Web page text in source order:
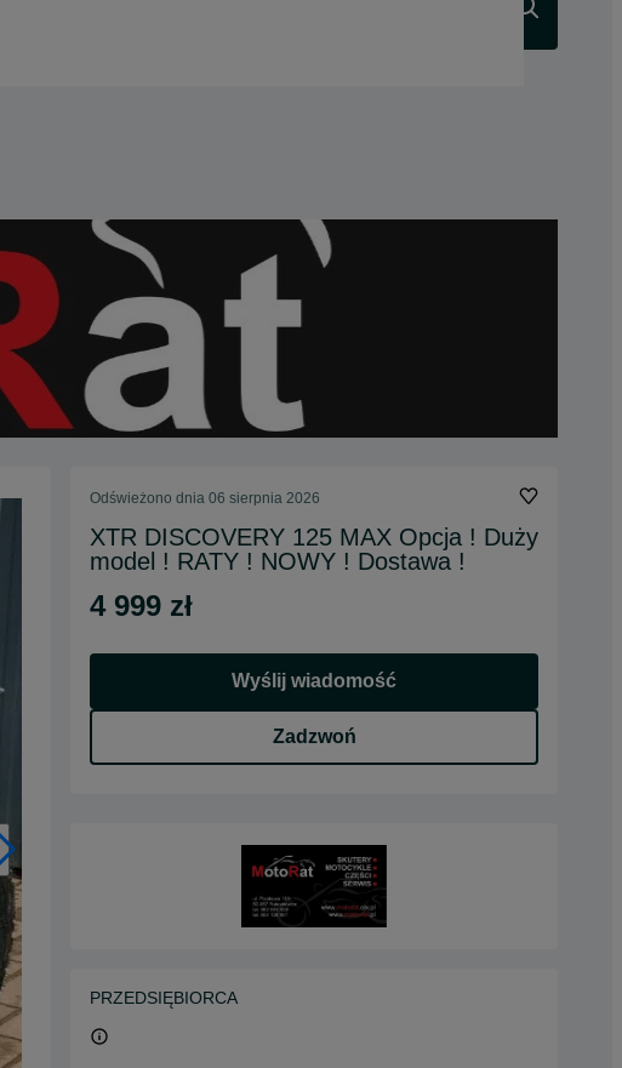
Odświeżono dnia 06 sierpnia 2026
XTR DISCOVERY 125 MAX Opcja ! Duży
model ! RATY ! NOWY ! Dostawa !
4 999 zł
Wyślij wiadomość
Zadzwoń
PRZEDSIĘBIORCA